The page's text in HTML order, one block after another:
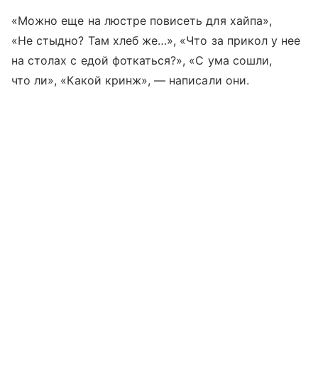
«Можно еще на люстре повисеть для хайпа»,
«Не стыдно? Там хлеб же…», «Что за прикол у нее
на столах с едой фоткаться?», «С ума сошли,
что ли», «Какой кринж», — написали они.